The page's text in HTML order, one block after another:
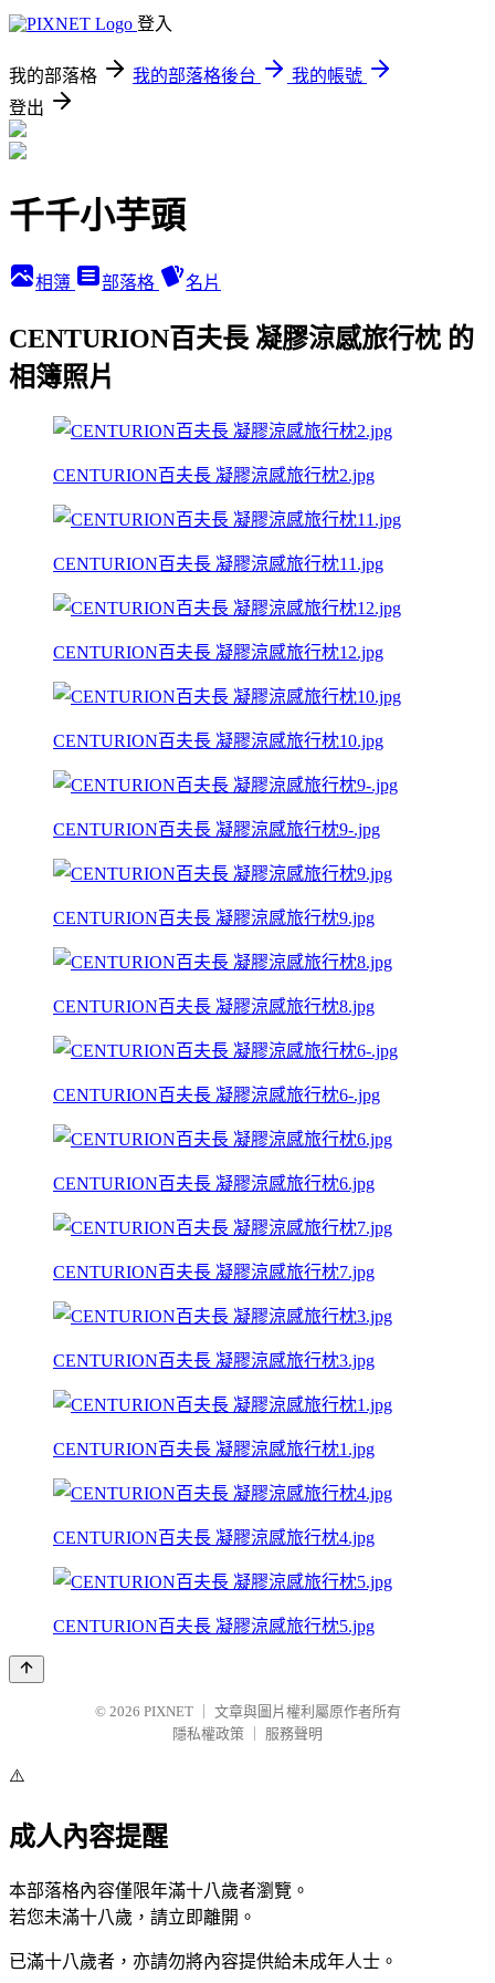
登入
我的部落格 我的部落格後台
我的帳號
登出
千千小芋頭
相簿 部落格 名片
CENTURION百夫長 凝膠涼感旅行枕 的
相簿照片
CENTURION百夫長 凝膠涼感旅行枕2.jpg
CENTURION百夫長 凝膠涼感旅行枕11.jpg
CENTURION百夫長 凝膠涼感旅行枕12.jpg
CENTURION百夫長 凝膠涼感旅行枕10.jpg
CENTURION百夫長 凝膠涼感旅行枕9-.jpg
CENTURION百夫長 凝膠涼感旅行枕9.jpg
CENTURION百夫長 凝膠涼感旅行枕8.jpg
CENTURION百夫長 凝膠涼感旅行枕6-.jpg
CENTURION百夫長 凝膠涼感旅行枕6.jpg
CENTURION百夫長 凝膠涼感旅行枕7.jpg
CENTURION百夫長 凝膠涼感旅行枕3.jpg
CENTURION百夫長 凝膠涼感旅行枕1.jpg
CENTURION百夫長 凝膠涼感旅行枕4.jpg
CENTURION百夫長 凝膠涼感旅行枕5.jpg
© 2026 PIXNET
文章與圖片權利屬原作者所有
隱私權政策
服務聲明
⚠️
成人內容提醒
本部落格內容僅限年滿十八歲者瀏覽。
若您未滿十八歲，請立即離開。
已滿十八歲者，亦請勿將內容提供給未成年人士。